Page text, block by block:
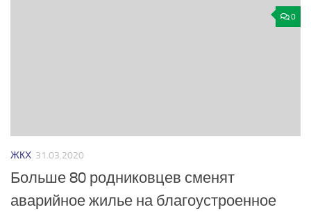
0
ЖКХ 31.03.2020
Больше 80 родниковцев сменят
аварийное жилье на благоустроенное